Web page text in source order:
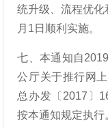
统升级、流程优
月1日顺利实施。
七、本通知自
公厅关于推行网
总办发〔2017〕
按本通知规定执行